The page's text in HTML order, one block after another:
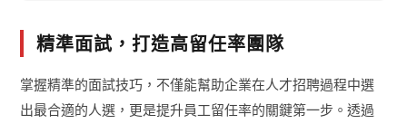
精準面試，打造高留任率團隊
掌握精準的面試技巧，不僅能幫助企業在人才招聘過程中選
出最合適的人選，更是提升員工留任率的關鍵第一步。透過